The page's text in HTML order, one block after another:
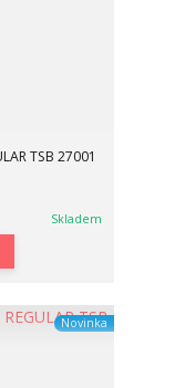
TSB 27001
Skladem
Novinka